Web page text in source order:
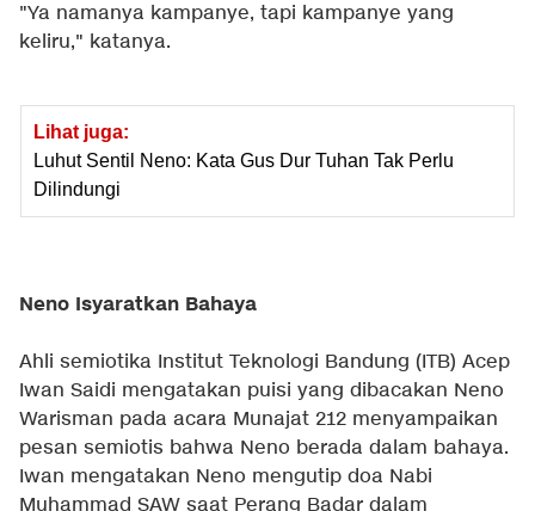
"Ya namanya kampanye, tapi kampanye yang
keliru," katanya.
Lihat juga:
Luhut Sentil Neno: Kata Gus Dur Tuhan Tak Perlu
Dilindungi
Neno Isyaratkan Bahaya
Ahli semiotika Institut Teknologi Bandung (ITB) Acep
Iwan Saidi mengatakan puisi yang dibacakan Neno
Warisman pada acara Munajat 212 menyampaikan
pesan semiotis bahwa Neno berada dalam bahaya.
Iwan mengatakan Neno mengutip doa Nabi